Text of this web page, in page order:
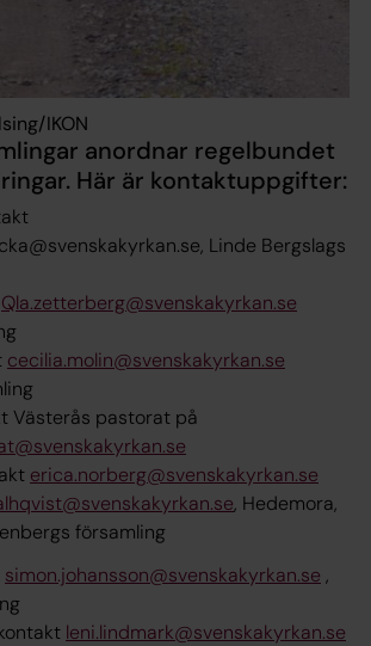
IKON
anordnar regelbundet
Här är kontaktuppgifter:
Linde Bergslags
Qla.zetterberg@svenskakyrkan.se
cecilia.molin@svenskakyrkan.se
Västerås pastorat på
erica.norberg@svenskakyrkan.se
, Hedemora,
församling
simon.johansson@svenskakyrkan.se ,
leni.lindmark@svenskakyrkan.se